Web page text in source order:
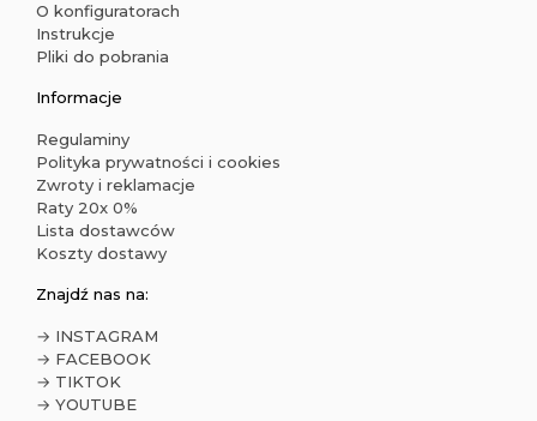
O konfiguratorach
Instrukcje
Pliki do pobrania
Informacje
Regulaminy
Polityka prywatności i cookies
Zwroty i reklamacje
Raty 20x 0%
Lista dostawców
Koszty dostawy
Znajdź nas na:
→ INSTAGRAM
→ FACEBOOK
→ TIKTOK
→ YOUTUBE